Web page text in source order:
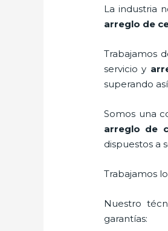
La industria
arreglo de
Trabajamos
servicio y
superando
Somos una
arreglo de
dispuestos a
Trabajamos
Nuestro
garantías: